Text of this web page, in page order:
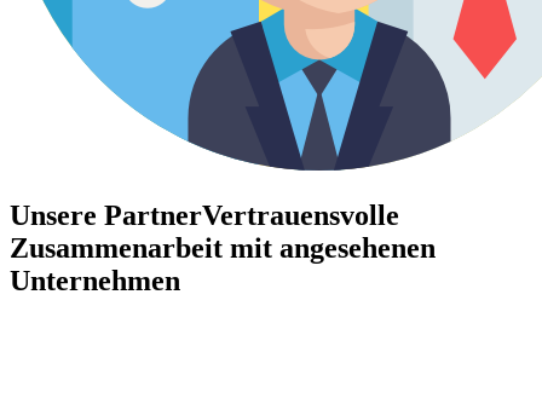
Unsere PartnerVertrauensvolle
Zusammenarbeit mit angesehenen
Unternehmen